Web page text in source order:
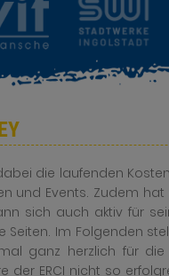
die laufenden
und Events. Zudem hat
sich auch aktiv für
Im Folgenden
ganz herzlich für
ERCI nicht so